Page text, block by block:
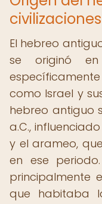
El hebreo
se originó
como Israel y
hebreo antiguo
a.C.,
y el arameo,
en ese
principalmente
que habitaba